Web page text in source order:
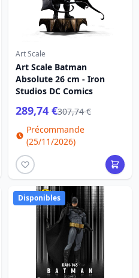
Art Scale
Art Scale Batman
Absolute 26 cm - Iron
Studios DC Comics
289,74 €307,74 €
Précommande
(25/11/2026)
Disponibles